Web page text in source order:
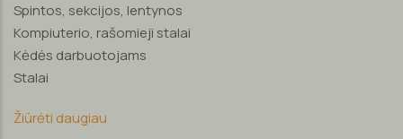
Spintos, sekcijos, lentynos
Kompiuterio, rašomieji stalai
Kėdės darbuotojams
Stalai
Žiūrėti daugiau